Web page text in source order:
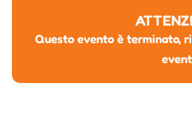
Questo evento è terminato,